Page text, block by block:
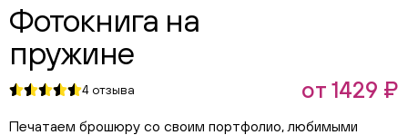
Фотокнига на
пружине
4 отзыва от 1429 ₽
Печатаем брошюру со своим портфолио, любимыми